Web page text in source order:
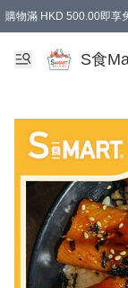
購物滿 HKD 500.00即享
S食